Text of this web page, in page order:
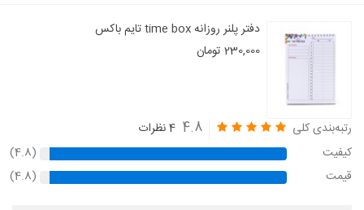
دفتر پلنر روزانه time box تایم باکس
230,000 تومان
رتبه‌بندی کلی 4.8 4 نظرات
کیفیت
(4.8)
قیمت
(4.8)